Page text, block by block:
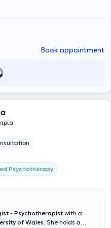
perspectives, focusing on
human experience. She
adult population and has
of the self in relation to
Focused Therapy to alleviate
shame and self-
Book appointment
Psychotherapy
- Psychotherapist with a
of Wales. She holds a